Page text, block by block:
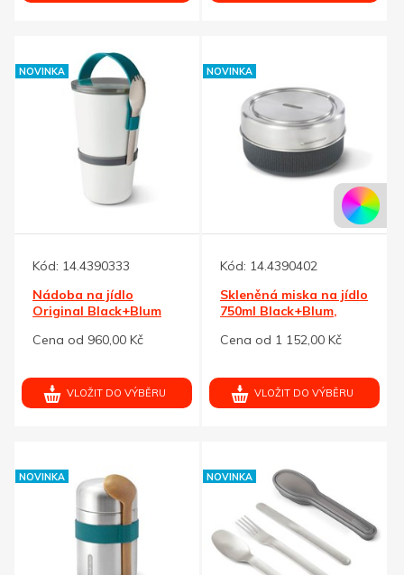
NOVINKA
Kód: 14.4390333
Nádoba na jídlo
Original Black+Blum
Cena od 960,00 Kč
VLOŽIT DO VÝBĚRU
NOVINKA
Kód: 14.4390402
Skleněná miska na jídlo
750ml Black+Blum,
Cena od 1 152,00 Kč
VLOŽIT DO VÝBĚRU
NOVINKA NOVINKA